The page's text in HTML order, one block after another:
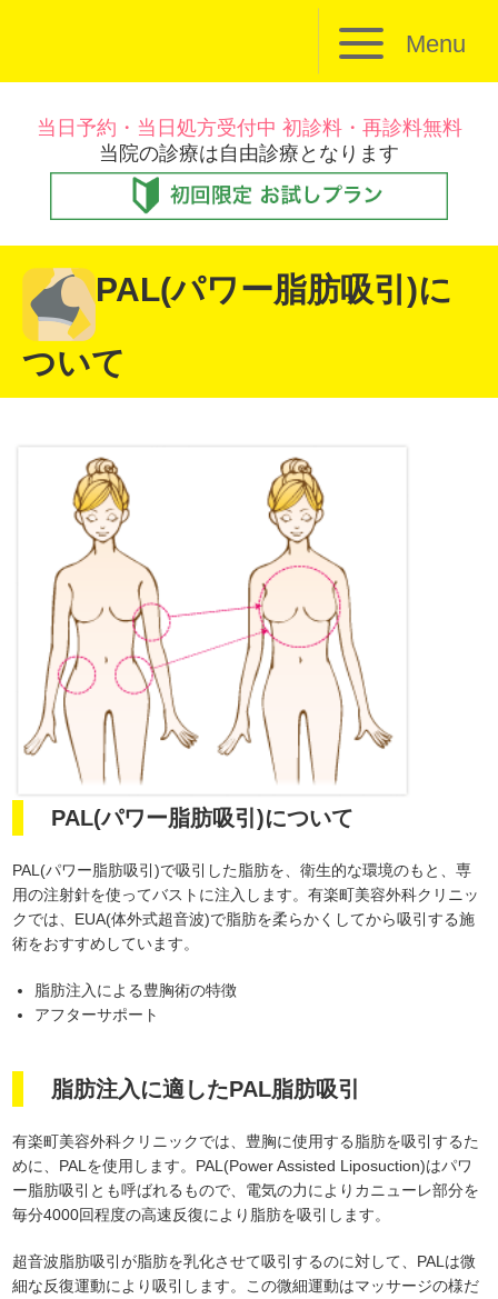
Menu
当日予約・当日処方受付中 初診料・再診料無料
当院の診療は自由診療となります
PAL(パワー脂肪吸引)に
ついて
PAL(パワー脂肪吸引)について
PAL(パワー脂肪吸引)で吸引した脂肪を、衛生的な環境のもと、専
用の注射針を使ってバストに注入します。有楽町美容外科クリニッ
クでは、EUA(体外式超音波)で脂肪を柔らかくしてから吸引する施
術をおすすめしています。
脂肪注入による豊胸術の特徴
アフターサポート
脂肪注入に適したPAL脂肪吸引
有楽町美容外科クリニックでは、豊胸に使用する脂肪を吸引するた
めに、PALを使用します。PAL(Power Assisted Liposuction)はパワ
ー脂肪吸引とも呼ばれるもので、電気の力によりカニューレ部分を
毎分4000回程度の高速反復により脂肪を吸引します。
超音波脂肪吸引が脂肪を乳化させて吸引するのに対して、PALは微
細な反復運動により吸引します。この微細運動はマッサージの様だ